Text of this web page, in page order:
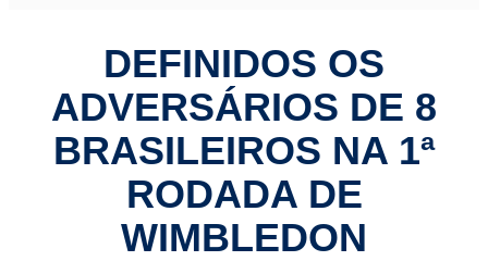
DEFINIDOS OS
ADVERSÁRIOS DE 8
BRASILEIROS NA 1ª
RODADA DE
WIMBLEDON